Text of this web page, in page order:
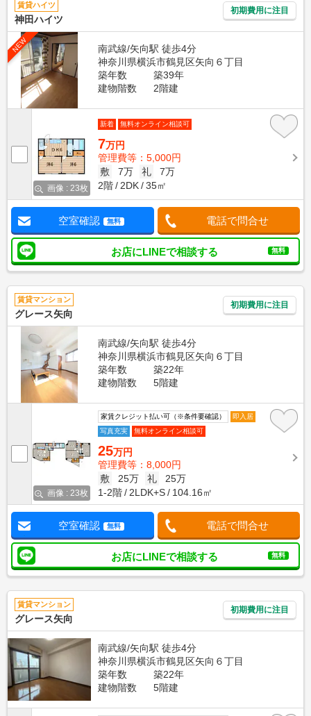
賃貸ハイツ
神田ハイツ
初期費用に注目
NEW
南武線/矢向駅 徒歩4分
神奈川県横浜市鶴見区矢向６丁目
築年数
築39年
建物階数
2階建
画像 : 23枚
新着 無料オンライン相談可
7万円
管理費等：5,000円
敷
7万 礼
7万
2階
2DK 35㎡
空室確認 無料 電話で問合せ
お店にLINEで相談する 無料
賃貸マンション
グレース矢向
初期費用に注目
南武線/矢向駅 徒歩4分
神奈川県横浜市鶴見区矢向６丁目
築年数
築22年
建物階数
5階建
画像 : 23枚
家賃クレジット払い可（※条件要確認）
即入居
写真充実
無料オンライン相談可
25万円
管理費等：8,000円
敷
25万 礼
25万
1-2階
2LDK+S 104.16㎡
空室確認 無料 電話で問合せ
お店にLINEで相談する 無料
賃貸マンション
グレース矢向
初期費用に注目
南武線/矢向駅 徒歩4分
神奈川県横浜市鶴見区矢向６丁目
築年数
築22年
建物階数
5階建